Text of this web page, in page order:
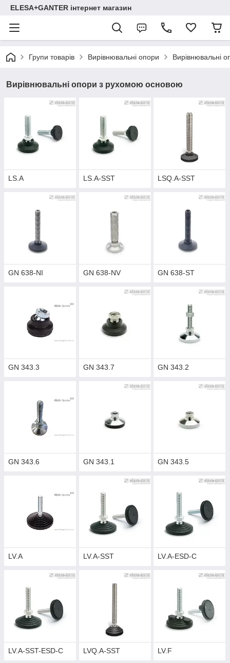
ELESA+GANTER інтернет магазин
Групи товарів Вирівнювальні опори Вирівнювальні
Вирівнювальні опори з рухомою основою
LS.A LS.A-SST LSQ.A-SST
GN 638-NI GN 638-NV GN 638-ST
GN 343.3 GN 343.7 GN 343.2
GN 343.6 GN 343.1 GN 343.5
LV.A LV.A-SST LV.A-ESD-C
LV.A-SST-ESD-C LVQ.A-SST LV.F